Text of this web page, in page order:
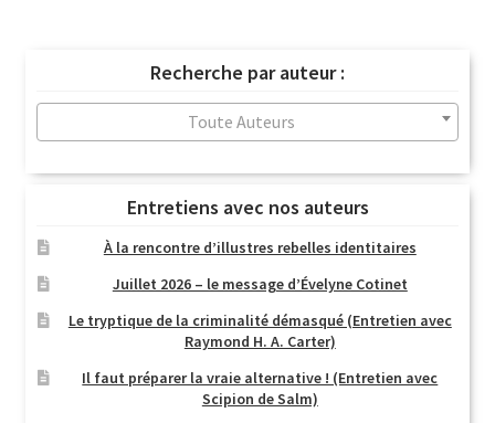
Recherche par auteur :
Toute Auteurs
Entretiens avec nos auteurs
À la rencontre d’illustres rebelles identitaires
Juillet 2026 – le message d’Évelyne Cotinet
Le tryptique de la criminalité démasqué (Entretien avec
Raymond H. A. Carter)
Il faut préparer la vraie alternative ! (Entretien avec
Scipion de Salm)